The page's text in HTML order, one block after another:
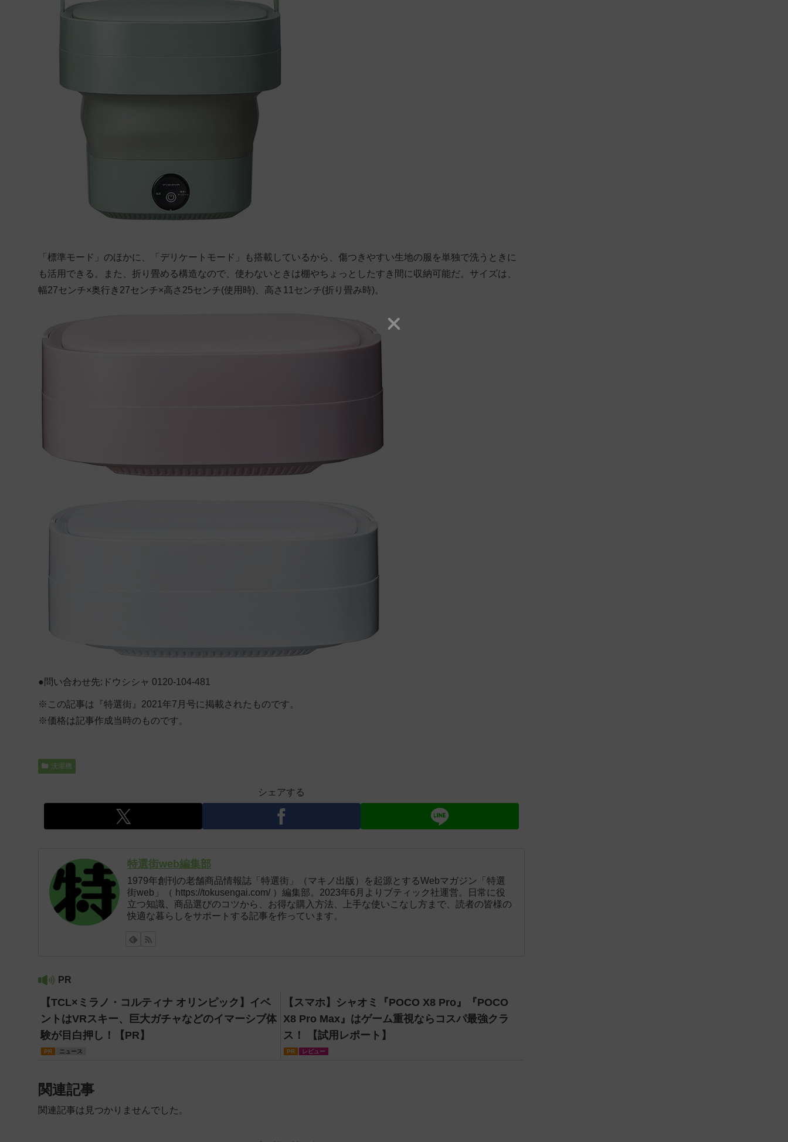
「標準モード」のほかに、「デリケートモード」も搭載しているから、傷つきやすい生地の服を単独で洗うときに
も活用できる。また、折り畳める構造なので、使わないときは棚やちょっとしたすき間に収納可能だ。サイズは、
幅27センチ×奥行き27センチ×高さ25センチ(使用時)、高さ11センチ(折り畳み時)。
●問い合わせ先:ドウシシャ 0120-104-481
※この記事は『特選街』2021年7月号に掲載されたものです。
※価格は記事作成当時のものです。
洗濯機
シェアする
特選街web編集部
1979年創刊の老舗商品情報誌「特選街」（マキノ出版）を起源とするWebマガジン「特選
街web」（ https://tokusengai.com/ ）編集部。2023年6月よりブティック社運営。日常に役
立つ知識、商品選びのコツから、お得な購入方法、上手な使いこなし方まで、読者の皆様の
快適な暮らしをサポートする記事を作っています。
PR
【TCL×ミラノ・コルティナ オリンピック】イベ
ントはVRスキー、巨大ガチャなどのイマーシブ体
験が目白押し！【PR】
PR ニュース
【スマホ】シャオミ『POCO X8 Pro』『POCO
X8 Pro Max』はゲーム重視ならコスパ最強クラ
ス！ 【試用レポート】
PR レビュー
関連記事
関連記事は見つかりませんでした。